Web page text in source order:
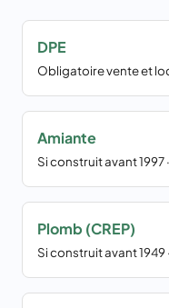
DPE
Obligatoire vente et
Amiante
Si construit avant 1997
Plomb (CREP)
Si construit avant 1949